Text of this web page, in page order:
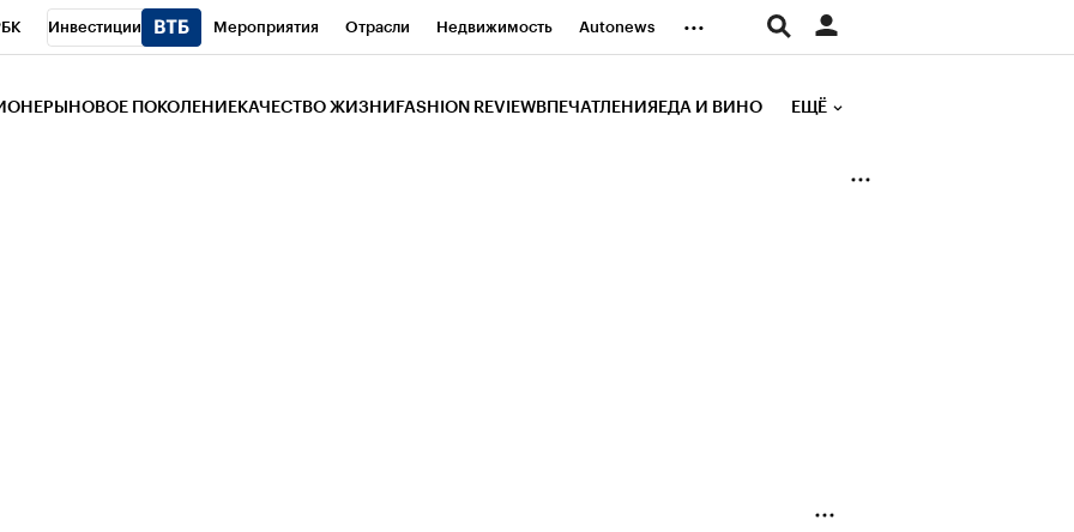
Инвестиции Мероприятия Отрасли Недвижимость Autonews ...
НОВОЕ ПОКОЛЕНИЕ КАЧЕСТВО ЖИЗНИ FASHION REVIEW ВПЕЧАТЛЕНИЯ ЕДА И ВИНО ЕЩЁ